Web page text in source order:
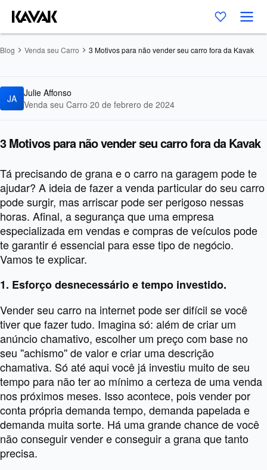
Blog Venda seu Carro 3 Motivos para não vender seu carro fora da Kavak
JA Julie Affonso
Venda seu Carro·20 de febrero de 2024
3 Motivos para não vender seu carro fora da Kavak
Tá precisando de grana e o carro na garagem pode te
ajudar? A ideia de fazer a venda particular do seu carro
pode surgir, mas arriscar pode ser perigoso nessas
horas. Afinal, a segurança que uma empresa
especializada em vendas e compras de veículos pode
te garantir é essencial para esse tipo de negócio.
Vamos te explicar.
1. Esforço desnecessário e tempo investido.
Vender seu carro na internet pode ser difícil se você
tiver que fazer tudo. Imagina só: além de criar um
anúncio chamativo, escolher um preço com base no
seu ''achismo'' de valor e criar uma descrição
chamativa. Só até aqui você já investiu muito de seu
tempo para não ter ao mínimo a certeza de uma venda
nos próximos meses. Isso acontece, pois vender por
conta própria demanda tempo, demanda papelada e
demanda muita sorte. Há uma grande chance de você
não conseguir vender e conseguir a grana que tanto
precisa.